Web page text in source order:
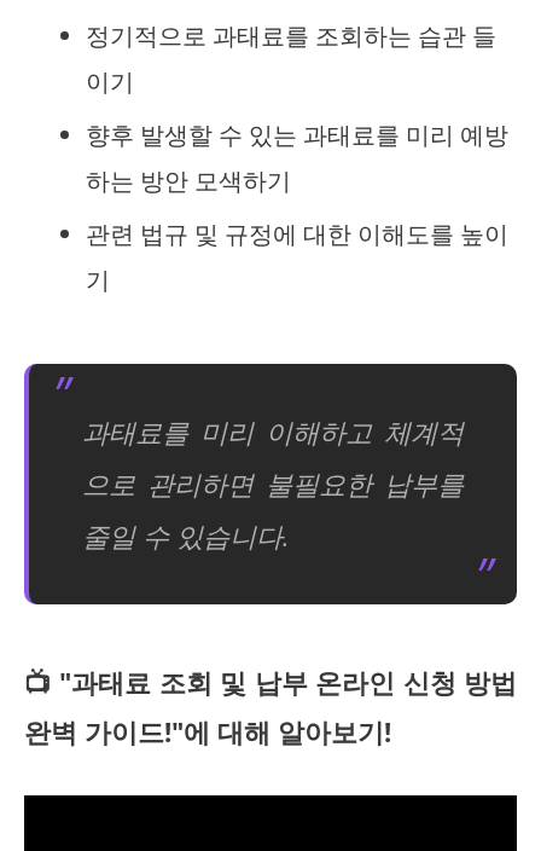
정기적으로 과태료를 조회하는 습관 들
이기
향후 발생할 수 있는 과태료를 미리 예방
하는 방안 모색하기
관련 법규 및 규정에 대한 이해도를 높이
기
과태료를 미리 이해하고 체계적
으로 관리하면 불필요한 납부를
줄일 수 있습니다.
📺 "과태료 조회 및 납부 온라인 신청 방법
완벽 가이드!"에 대해 알아보기!